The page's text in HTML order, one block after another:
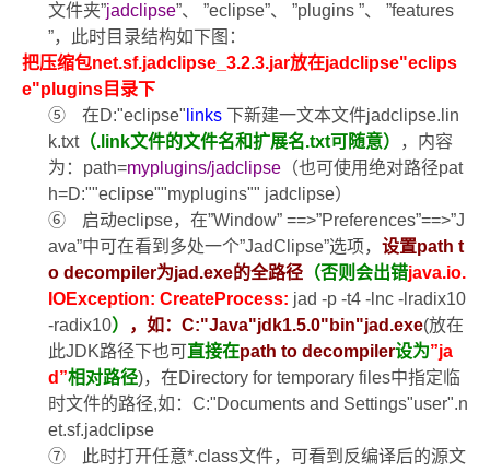
文件夹”jadclipse”、 ”eclipse”、 ”plugins ”、 ”features
”，此时目录结构如下图：
把压缩包net.sf.jadclipse_3.2.3.jar放在jadclipse"eclips
e"plugins 目录下
⑤
在D:"eclipse" links 下新建一文本文件jadclipse.lin
k.txt（.link文件的文件名和扩展名.txt可随意）
，内容
为： path=myplugins/jadclipse （也可使用绝对路径pat
h=D:""eclipse""myplugins"" jadclipse）
⑥
启动eclipse，在”Window” ==>”Preferences”==>”J
ava”中可在看到多处一个”JadClipse”选项， 设置path t
o decompiler为jad.exe的全路径 （否则会出错java.io.
IOException: CreateProcess: jad -p -t4 -lnc -lradix10
-radix10） ，如： C:"Java"jdk1.5.0"bin"jad.exe(放在
此JDK路径下也可直接在path to decompiler设为”ja
d”相对路径)，在Directory for temporary files中指定临
时文件的路径,如： C:"Documents and Settings"user".n
et.sf.jadclipse
⑦
此时打开任意*.class文件，可看到反编译后的源文